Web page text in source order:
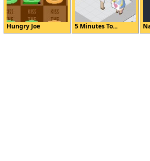
Hungry Joe 5 Minutes To...